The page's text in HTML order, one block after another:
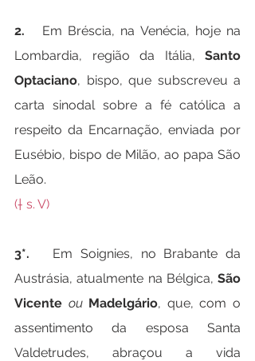
2. Em Bréscia, na Venécia, hoje na
Lombardia, região da Itália, Santo
Optaciano, bispo, que subscreveu a
carta sinodal sobre a fé católica a
respeito da Encarnação, enviada por
Eusébio, bispo de Milão, ao papa São
Leão.
(† s. V)
3*. Em Soignies, no Brabante da
Austrásia, atualmente na Bélgica, São
Vicente ou Madelgário, que, com o
assentimento da esposa Santa
Valdetrudes, abraçou a vida